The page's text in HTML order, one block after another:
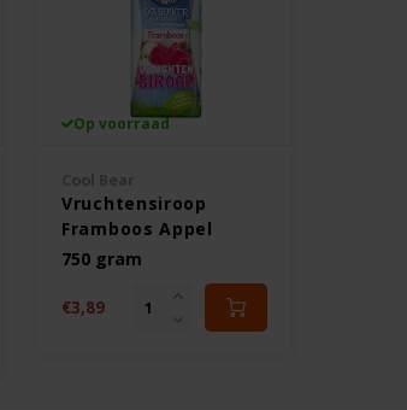
Op voorraad
Vruchtensiroop
Framboos Appel
750ml - Glutenvrij
750 gram
€3,89